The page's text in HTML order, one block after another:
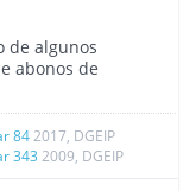
de algunos
abonos de
842017, DGEIP
343 2009, DGEIP